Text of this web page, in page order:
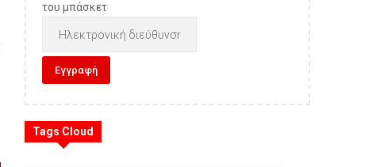
του μπάσκετ
Tags Cloud